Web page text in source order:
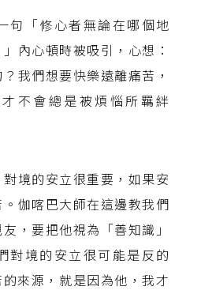
「修心者無論在哪個地
內心頓時被吸引，心想：
我們想要快樂遠離痛苦，
不會總是被煩惱所羈絆
境的安立很重要，如果安
伽喀巴大師在這邊教我們
，要把他視為「善知識」
對境的安立很可能是反的
來源，就是因為他，我才